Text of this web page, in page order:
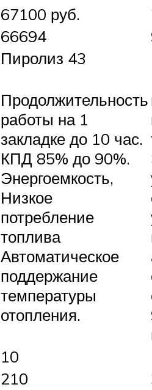
67100 руб.
66694
Пиролиз 43
Продолжительность
работы на 1
закладке до 10 час.
КПД 85% до 90%.
Энергоемкость,
Низкое
потребление
топлива
Автоматическое
поддержание
температуры
отопления.
10
210